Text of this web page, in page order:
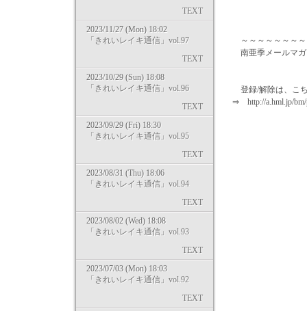
TEXT
2023/11/27 (Mon) 18:02
「きれいレイキ通信」vol.97
TEXT
2023/10/29 (Sun) 18:08
「きれいレイキ通信」vol.96
TEXT
2023/09/29 (Fri) 18:30
「きれいレイキ通信」vol.95
TEXT
2023/08/31 (Thu) 18:06
「きれいレイキ通信」vol.94
TEXT
2023/08/02 (Wed) 18:08
「きれいレイキ通信」vol.93
TEXT
2023/07/03 (Mon) 18:03
「きれいレイキ通信」vol.92
TEXT
～～～～～～～
南亜季メールマ
登録/解除は、こ
⇒ http://a.hml.jp/bm/